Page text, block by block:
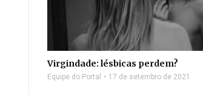
Virgindade: lésbicas perdem?
Equipe do Portal 17 de setembro de 2021